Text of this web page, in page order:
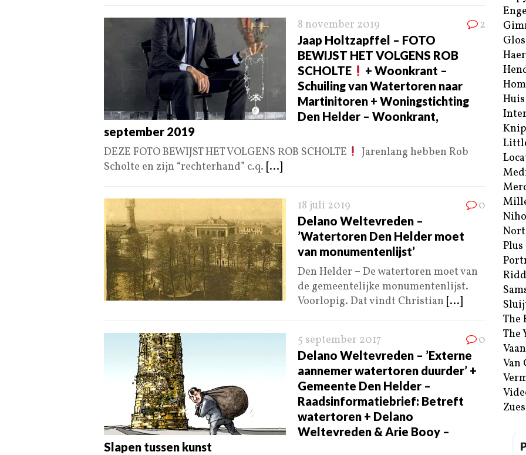
8 november 2019 2
Jaap Holtzapffel – FOTO
BEWIJST HET VOLGENS ROB
SCHOLTE
+ Woonkrant –
Schuiling van Watertoren naar
Martinitoren + Woningstichting
Den Helder – Woonkrant,
september 2019
DEZE FOTO BEWIJST HET VOLGENS ROB SCHOLTE
Jarenlang hebben Rob
Scholte en zijn “rechterhand” c.q. [...]
18 juli 2019 0
Delano Weltevreden –
’Watertoren Den Helder moet
van monumentenlijst’
Den Helder – De watertoren moet van
de gemeentelijke monumentenlijst.
Voorlopig. Dat vindt Christian [...]
5 september 2017 0
Delano Weltevreden – ’Externe
aannemer watertoren duurder’ +
Gemeente Den Helder –
Raadsinformatiebrief: Betreft
watertoren + Delano
Weltevreden & Arie Booy –
Slapen tussen kunst
Plus
The
The
Van